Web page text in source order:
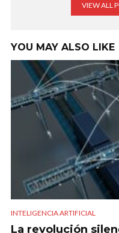
VIEW ALL
YOU MAY ALSO LIKE
INTELIGENCIA ARTIFICIAL
La revolución